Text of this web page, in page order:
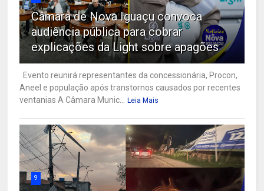
Câmara de Nova Iguaçu convoca
audiência pública para cobrar
explicações da Light sobre apagões
Evento reunirá representantes da concessionária, Procon,
Aneel e população após transtornos causados por recentes
ventanias A Câmara Munic... Leia Mais
9